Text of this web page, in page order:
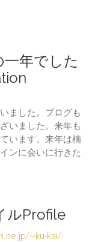
年でした
ました。ブログも
いました。来年も
います。来年は楠
ンに会いに行きた
ルProfile
~ku-kai/